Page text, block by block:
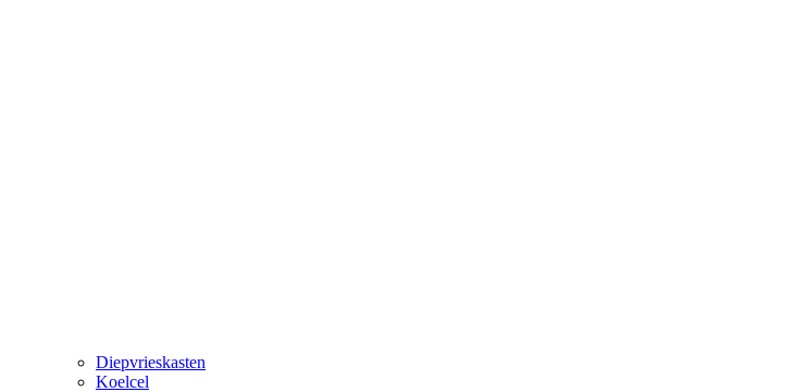
Diepvrieskasten
Koelcel